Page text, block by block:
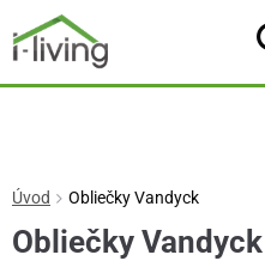
Úvod Obliečky Vandyck
Obliečky Vandyck